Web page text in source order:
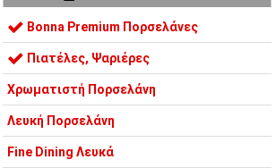
Bonna Premium Πορσελάνες
Πιατέλες, Ψαριέρες
Χρωματιστή Πορσελάνη
Λευκή Πορσελάνη
Fine Dining Λευκά